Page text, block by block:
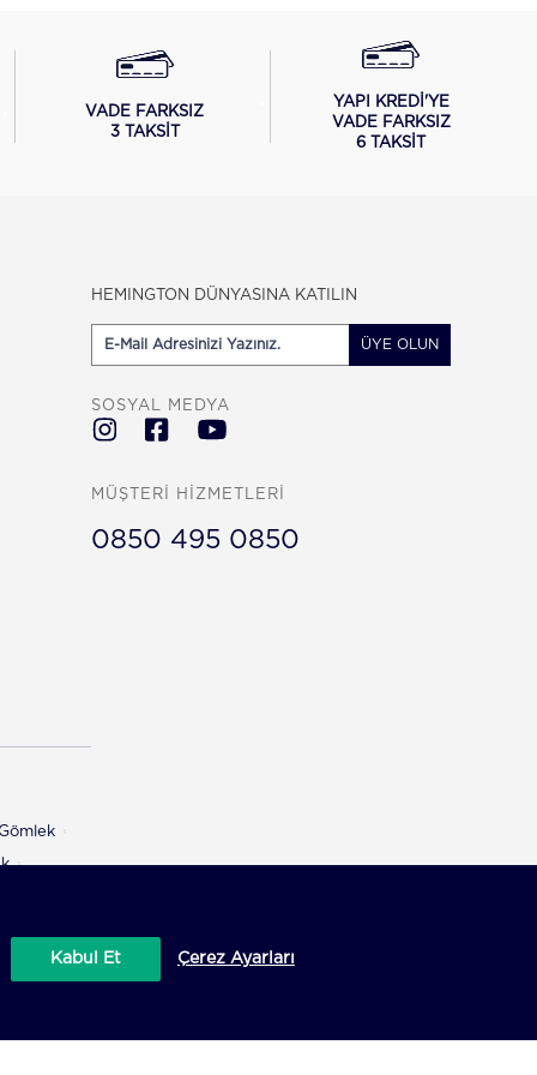
VADE FARKSIZ
3 TAKSİT
YAPI KREDİ'YE
VADE FARKSIZ
6 TAKSİT
Gömlek
HEMINGTON DÜNYASINA KATILIN
ÜYE OLUN
SOSYAL MEDYA
MÜŞTERİ HİZMETLERİ
0850 495 0850